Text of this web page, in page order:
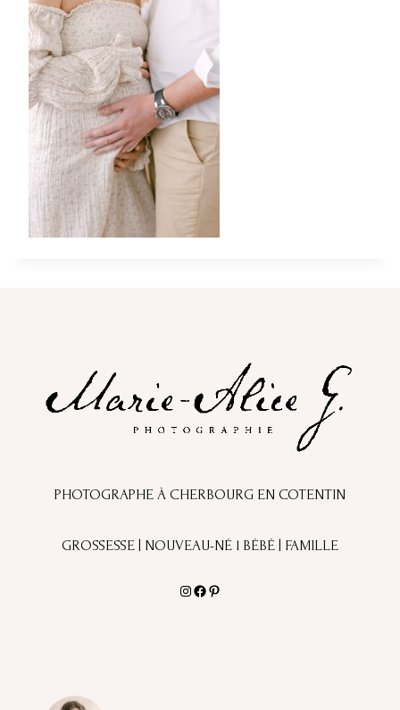
PHOTOGRAPHE À CHERBOURG EN COTENTIN
GROSSESSE | NOUVEAU-NÉ l BÉBÉ | FAMILLE
Instagram
Facebook
Pinterest